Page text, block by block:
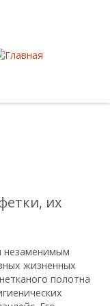
их
незаменимым
жизненных
полотна